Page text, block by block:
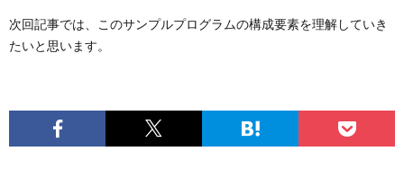
次回記事では、このサンプルプログラムの構成要素を理解していき
たいと思います。